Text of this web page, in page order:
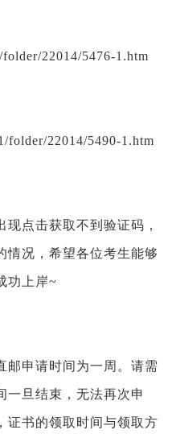
22014/5476-1.htm
folder/22014/5490-1.htm
点击获取不到验证码，
情况，希望各位考生能够
功上岸~
邮申请时间为一周。请需
一旦结束，无法再次申
证书的领取时间与领取方